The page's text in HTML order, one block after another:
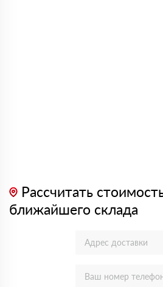
Рассчитать
ближайшего склада